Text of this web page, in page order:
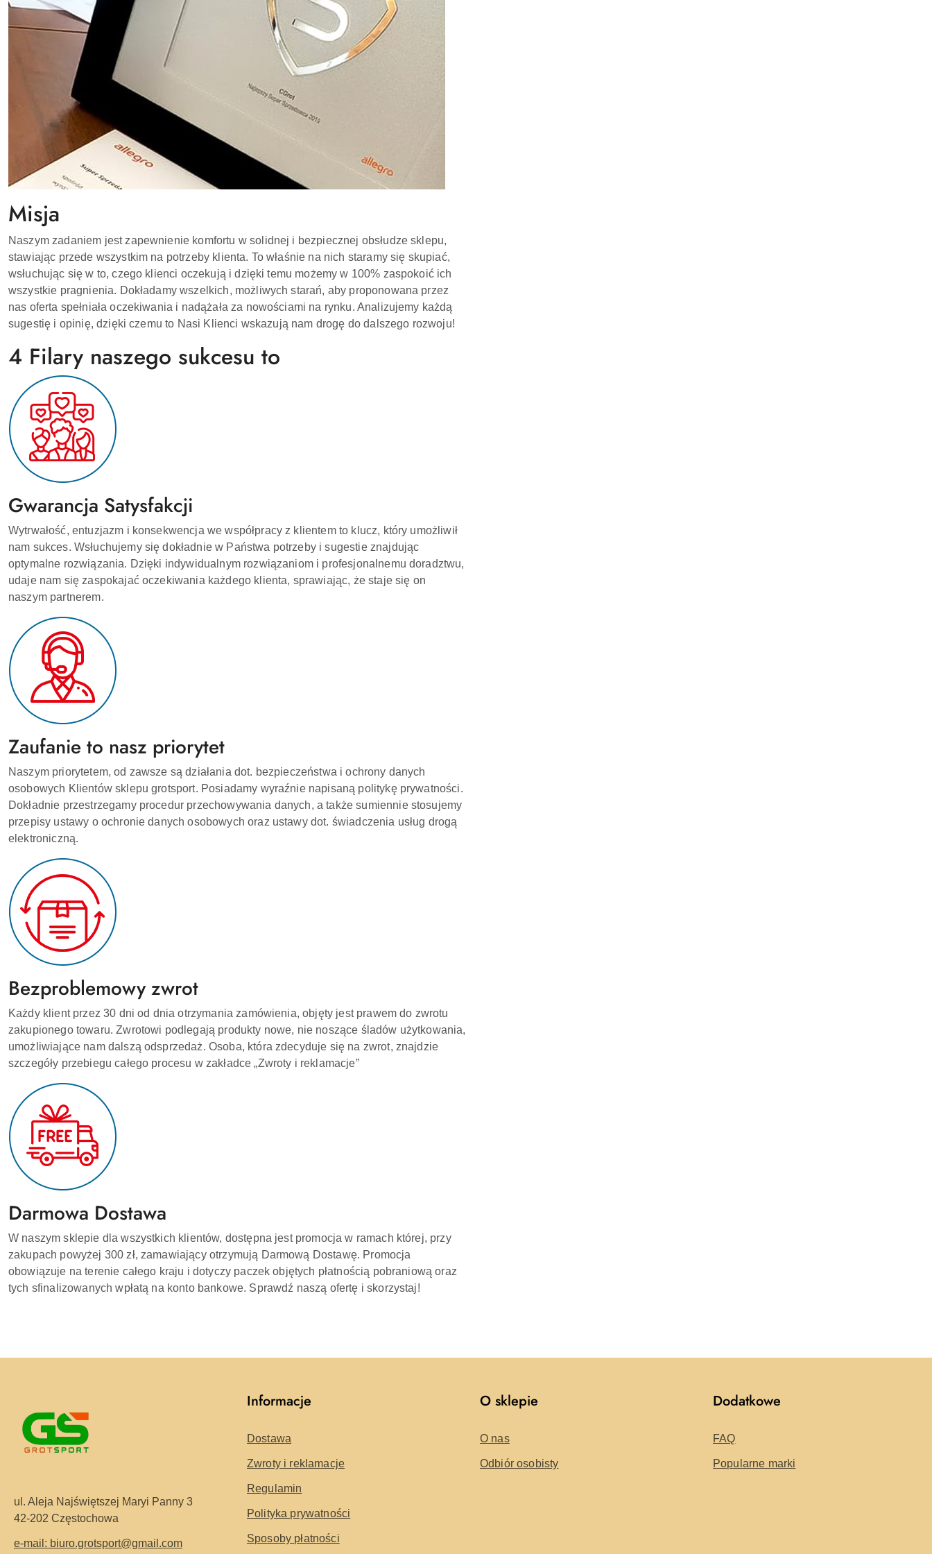
Misja
Naszym zadaniem jest zapewnienie komfortu w solidnej i bezpiecznej obsłudze sklepu,
stawiając przede wszystkim na potrzeby klienta. To właśnie na nich staramy się skupiać,
wsłuchując się w to, czego klienci oczekują i dzięki temu możemy w 100% zaspokoić ich
wszystkie pragnienia. Dokładamy wszelkich, możliwych starań, aby proponowana przez
nas oferta spełniała oczekiwania i nadążała za nowościami na rynku. Analizujemy każdą
sugestię i opinię, dzięki czemu to Nasi Klienci wskazują nam drogę do dalszego rozwoju!
4 Filary naszego sukcesu to
Gwarancja Satysfakcji
Wytrwałość, entuzjazm i konsekwencja we współpracy z klientem to klucz, który umożliwił
nam sukces. Wsłuchujemy się dokładnie w Państwa potrzeby i sugestie znajdując
optymalne rozwiązania. Dzięki indywidualnym rozwiązaniom i profesjonalnemu doradztwu,
udaje nam się zaspokajać oczekiwania każdego klienta, sprawiając, że staje się on
naszym partnerem.
Zaufanie to nasz priorytet
Naszym priorytetem, od zawsze są działania dot. bezpieczeństwa i ochrony danych
osobowych Klientów sklepu grotsport. Posiadamy wyraźnie napisaną politykę prywatności.
Dokładnie przestrzegamy procedur przechowywania danych, a także sumiennie stosujemy
przepisy ustawy o ochronie danych osobowych oraz ustawy dot. świadczenia usług drogą
elektroniczną.
Bezproblemowy zwrot
Każdy klient przez 30 dni od dnia otrzymania zamówienia, objęty jest prawem do zwrotu
zakupionego towaru. Zwrotowi podlegają produkty nowe, nie noszące śladów użytkowania,
umożliwiające nam dalszą odsprzedaż. Osoba, która zdecyduje się na zwrot, znajdzie
szczegóły przebiegu całego procesu w zakładce „Zwroty i reklamacje”
Darmowa Dostawa
W naszym sklepie dla wszystkich klientów, dostępna jest promocja w ramach której, przy
zakupach powyżej 300 zł, zamawiający otrzymują Darmową Dostawę. Promocja
obowiązuje na terenie całego kraju i dotyczy paczek objętych płatnością pobraniową oraz
tych sfinalizowanych wpłatą na konto bankowe. Sprawdź naszą ofertę i skorzystaj!
ul. Aleja Najświętszej Maryi Panny 3
42-202 Częstochowa
e-mail: biuro.grotsport@gmail.com
Informacje
Dostawa
Zwroty i reklamacje
Regulamin
Polityka prywatności
Sposoby płatności
O sklepie
O nas
Odbiór osobisty
Dodatkowe
FAQ
Popularne marki